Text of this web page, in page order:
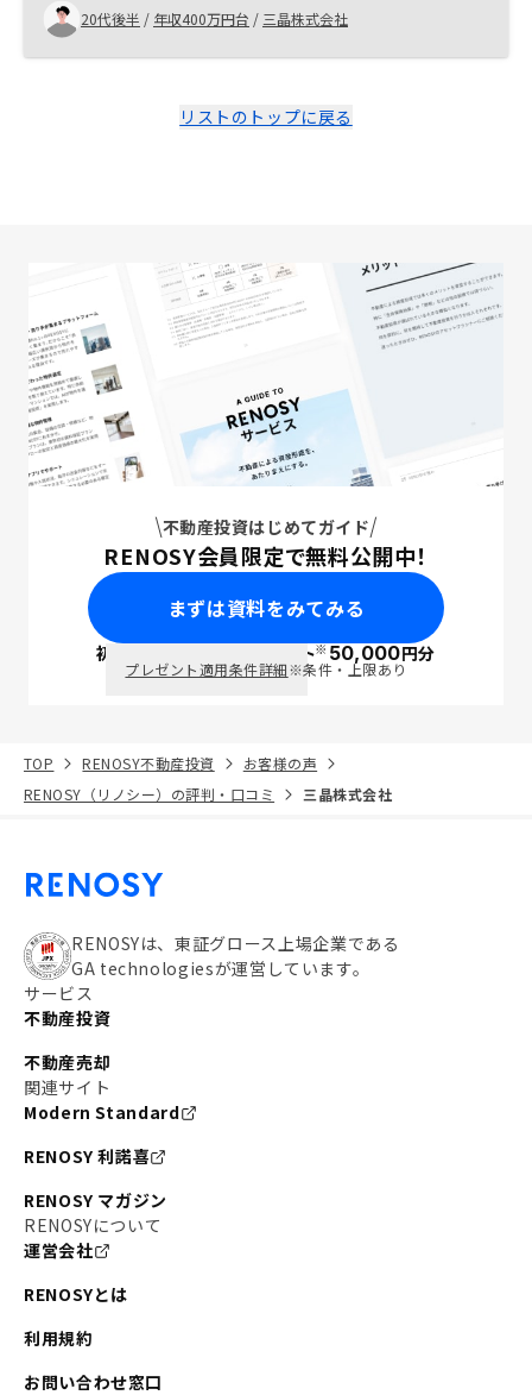
20代後半 / 年収400万円台 / 三晶株式会社
リストのトップに戻る
不動産投資はじめてガイド
RENOSY会員限定で無料公開中！
まずは資料をみてみる
初回面談で ポイント※50,000円分
プレゼント適用条件詳細※条件・上限あり
TOP RENOSY不動産投資
お客様の声
RENOSY（リノシー）の評判・口コミ
三晶株式会社
RENOSYは、東証グロース上場企業である
GA technologiesが運営しています。
サービス
不動産投資
不動産売却
関連サイト
Modern Standard
RENOSY 利諾喜
RENOSY マガジン
RENOSYについて
運営会社
RENOSYとは
利用規約
お問い合わせ窓口